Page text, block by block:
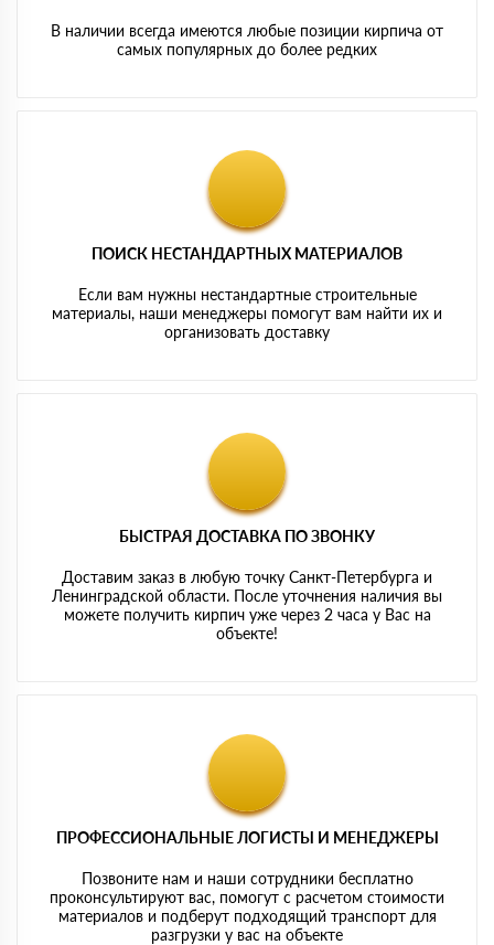
В наличии всегда имеются любые позиции кирпича от
самых популярных до более редких
ПОИСК НЕСТАНДАРТНЫХ МАТЕРИАЛОВ
Если вам нужны нестандартные строительные
материалы, наши менеджеры помогут вам найти их и
организовать доставку
БЫСТРАЯ ДОСТАВКА ПО ЗВОНКУ
Доставим заказ в любую точку Санкт-Петербурга и
Ленинградской области. После уточнения наличия вы
можете получить кирпич уже через 2 часа у Вас на
объекте!
ПРОФЕССИОНАЛЬНЫЕ ЛОГИСТЫ И МЕНЕДЖЕРЫ
Позвоните нам и наши сотрудники бесплатно
проконсультируют вас, помогут с расчетом стоимости
материалов и подберут подходящий транспорт для
разгрузки у вас на объекте